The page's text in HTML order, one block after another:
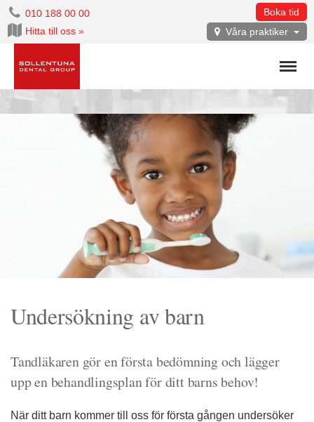
Våra praktiker
Boka tid
010 188 00 00
Hitta till oss »
Menu
Undersökning av barn
Tandläkaren gör en första bedömning och lägger
upp en behandlingsplan för ditt barns behov!
När ditt barn kommer till oss för första gången undersöker